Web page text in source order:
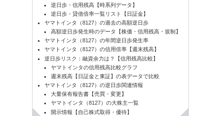
逆日歩・信用残高【時系列データ】
逆日歩・貸借倍率一覧リスト【日証金】
ヤマトインタ（8127）の過去の高額逆日歩
高額逆日歩発生時のデータ【株価・信用残高・規制】
ヤマトインタ（8127）の年間逆日歩発生率
ヤマトインタ（8127）の信用倍率【週末残高】
逆日歩リスク：融資余力は？【信用残高比較】
ヤマトインタの信用残高比較グラフ
週末残高【日証金と東証】の表データで比較
ヤマトインタ（8127）の逆日歩関連情報
大量保有報告書【売買・変更】
ヤマトインタ（8127）の大株主一覧
開示情報【自己株式取得・優待】